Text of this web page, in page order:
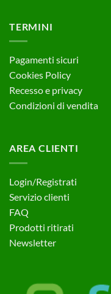
TERMINI
Pagamenti sicuri
Cookies Policy
Recesso e privacy
Condizioni di vendita
AREA CLIENTI
Login/Registrati
Servizio clienti
FAQ
Prodotti ritirati
Newsletter